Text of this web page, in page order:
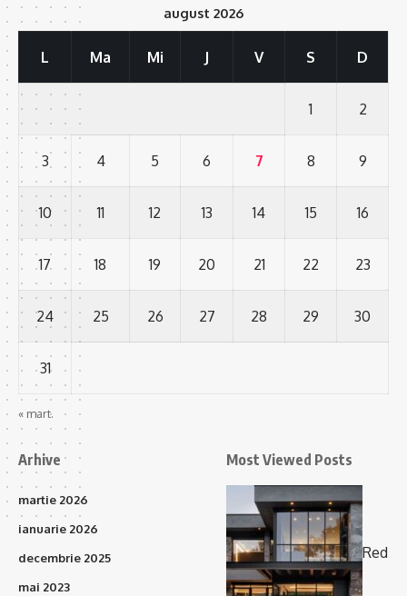
august 2026
L Ma Mi J V S D
1 2
3 4 5 6 7 8 9
10 11 12 13 14 15 16
17 18 19 20 21 22 23
24 25 26 27 28 29 30
31
« mart.
Arhive
martie 2026
ianuarie 2026
decembrie 2025
mai 2023
Most Viewed Posts
Red